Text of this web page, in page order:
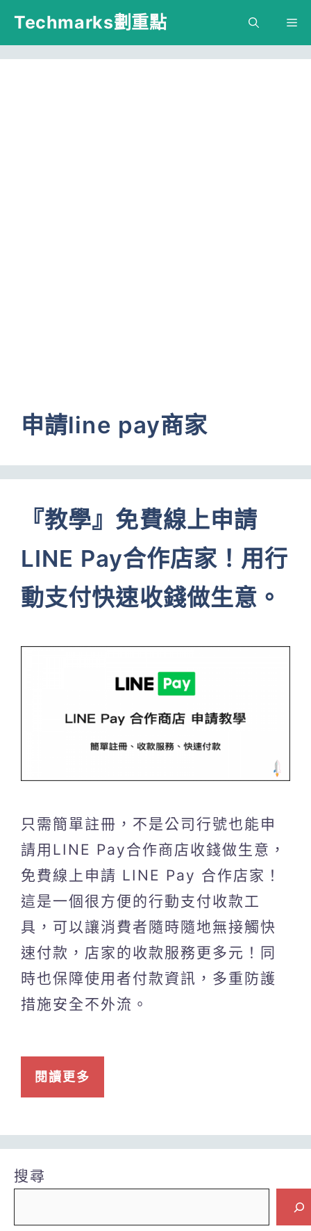
跳
主
Techmarks劃重點
申請line pay商家
『教學』免費線上申請
LINE Pay合作店家！用行
動支付快速收錢做生意。
只需簡單註冊，不是公司行號也能申
請用LINE Pay合作商店收錢做生意，
免費線上申請 LINE Pay 合作店家！
這是一個很方便的行動支付收款工
具，可以讓消費者隨時隨地無接觸快
速付款，店家的收款服務更多元！同
時也保障使用者付款資訊，多重防護
措施安全不外流。
閱讀更多
搜尋